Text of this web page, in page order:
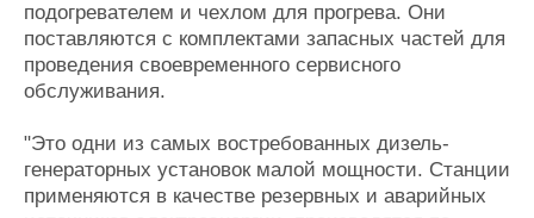
подогревателем и чехлом для прогрева. Они
поставляются с комплектами запасных частей для
проведения своевременного сервисного
обслуживания.
"Это одни из самых востребованных дизель-
генераторных установок малой мощности. Станции
применяются в качестве резервных и аварийных